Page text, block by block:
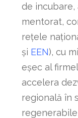
de
mentorat,
rețele
și EEN), cu
eșec al
accelera
regională în